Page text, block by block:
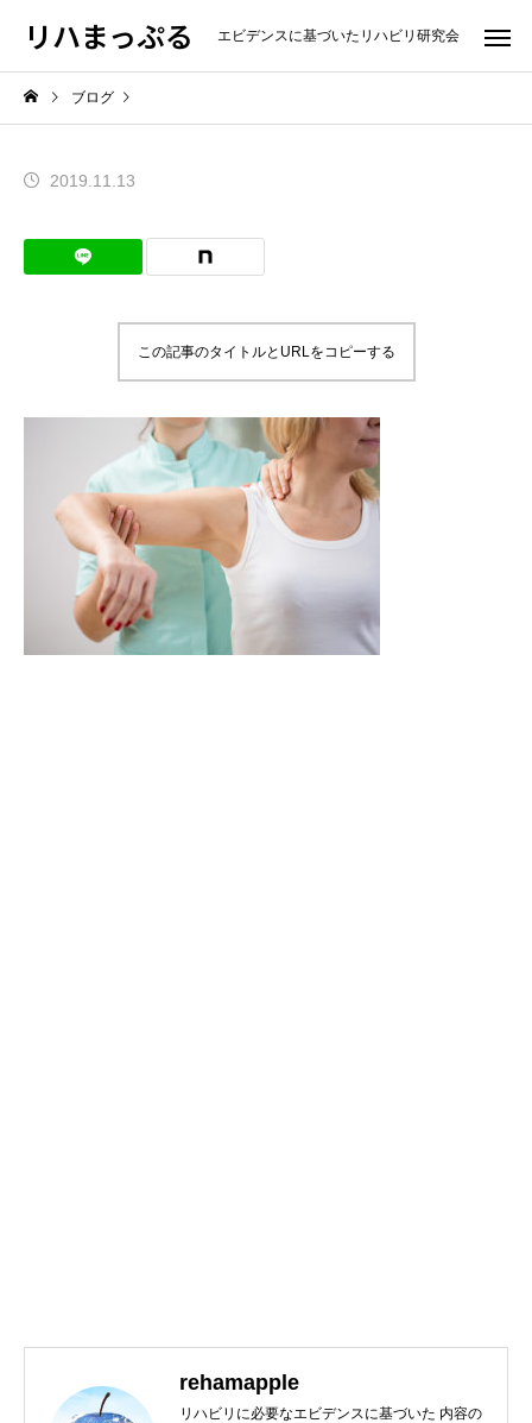
リハまっぷる エビデンスに基づいたリハビリ研究会
ブログ
2019.11.13
この記事のタイトルとURLをコピーする
rehamapple
リハビリに必要なエビデンスに基づいた 内容の